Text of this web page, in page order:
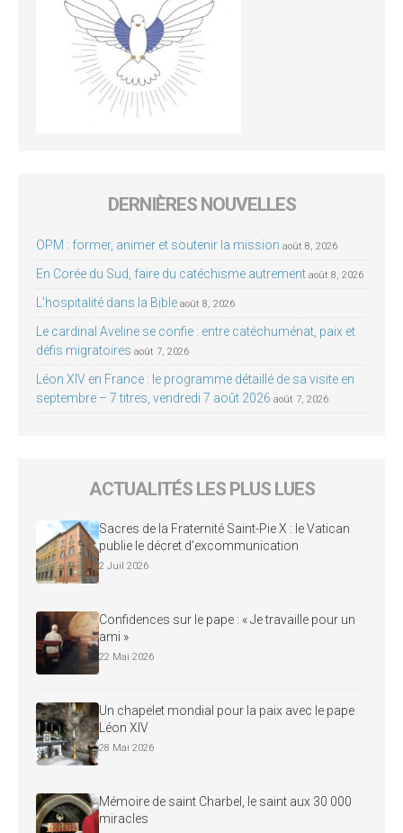
DERNIÈRES NOUVELLES
OPM : former, animer et soutenir la mission août 8, 2026
En Corée du Sud, faire du catéchisme autrement août 8, 2026
L’hospitalité dans la Bible août 8, 2026
Le cardinal Aveline se confie : entre catéchuménat, paix et
défis migratoires août 7, 2026
Léon XIV en France : le programme détaillé de sa visite en
septembre – 7 titres, vendredi 7 août 2026 août 7, 2026
ACTUALITÉS LES PLUS LUES
Sacres de la Fraternité Saint-Pie X : le Vatican
publie le décret d’excommunication
2 Juil 2026
Confidences sur le pape : « Je travaille pour un
ami »
22 Mai 2026
Un chapelet mondial pour la paix avec le pape
Léon XIV
28 Mai 2026
Mémoire de saint Charbel, le saint aux 30 000
miracles